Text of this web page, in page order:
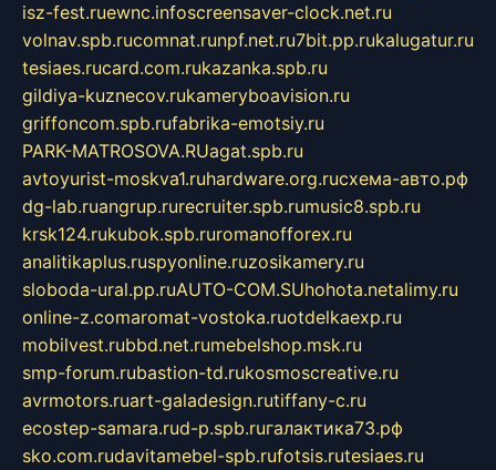
isz-fest.ruewnc.infoscreensaver-clock.net.ru
volnav.spb.rucomnat.runpf.net.ru7bit.pp.rukalugatur.ru
tesiaes.rucard.com.rukazanka.spb.ru
gildiya-kuznecov.rukameryboavision.ru
griffoncom.spb.rufabrika-emotsiy.ru
PARK-MATROSOVA.RUagat.spb.ru
avtoyurist-moskva1.ruhardware.org.ruсхема-авто.рф
dg-lab.ruangrup.rurecruiter.spb.rumusic8.spb.ru
krsk124.rukubok.spb.ruromanofforex.ru
analitikaplus.ruspyonline.ruzosikamery.ru
sloboda-ural.pp.ruAUTO-COM.SUhohota.netalimy.ru
online-z.comaromat-vostoka.ruotdelkaexp.ru
mobilvest.rubbd.net.rumebelshop.msk.ru
smp-forum.rubastion-td.rukosmoscreative.ru
avrmotors.ruart-galadesign.rutiffany-c.ru
ecostep-samara.rud-p.spb.ruгалактика73.рф
sko.com.rudavitamebel-spb.rufotsis.rutesiaes.ru